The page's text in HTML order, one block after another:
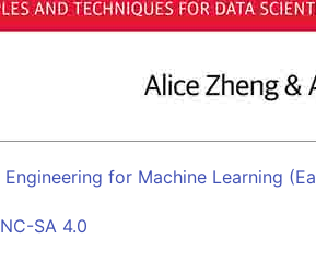
Engineering for Machine Learning
SA 4.0